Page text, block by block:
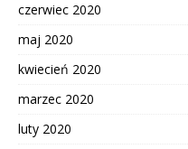
czerwiec 2020
maj 2020
kwiecień 2020
marzec 2020
luty 2020